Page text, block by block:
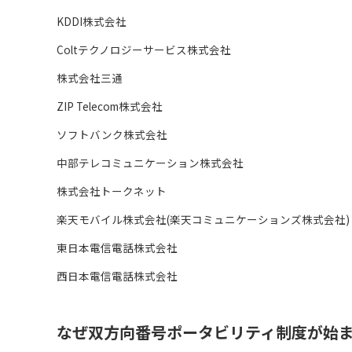
KDDI株式会社
Coltテクノロジーサービス株式会社
株式会社三通
ZIP Telecom株式会社
ソフトバンク株式会社
中部テレコミュニケーション株式会社
株式会社トークネット
楽天モバイル株式会社(楽天コミュニケーションズ株式会社)
東日本電信電話株式会社
西日本電信電話株式会社
なぜ双方向番号ポータビリティ制度が始